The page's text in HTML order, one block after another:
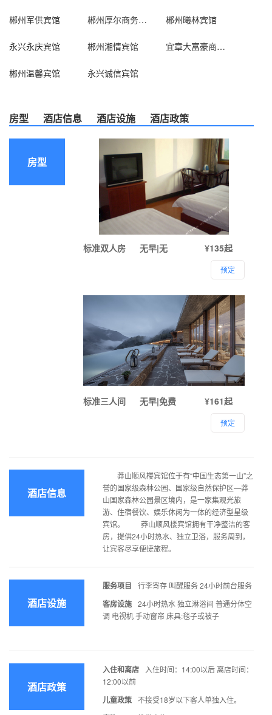
郴州军供宾馆 郴州厚尔商务酒店 郴州曦林宾馆
永兴永庆宾馆 郴州湘情宾馆 宜章大富豪商务酒店
郴州温馨宾馆 永兴诚信宾馆
房型 酒店信息 酒店设施 酒店政策
房型
标准双人房 ¥135起
无早|无
预定
标准三人间 ¥161起
无早|免费
预定
酒店信息
莽山顺风楼宾馆位于有“中国生态第一山”之
誉的国家级森林公园、国家级自然保护区—莽
山国家森林公园景区境内，是一家集观光旅
游、住宿餐饮、娱乐休闲为一体的经济型星级
宾馆。 莽山顺风楼宾馆拥有干净整洁的客
房，提供24小时热水、独立卫浴，服务周到，
让宾客尽享便捷旅程。
酒店设施
服务项目 行李寄存 叫醒服务 24小时前台服务
客房设施 24小时热水 独立淋浴间 普通分体空
调 电视机 手动窗帘 床具:毯子或被子
酒店政策
入住和离店
入住时间：14:00以后 离店时间：
12:00以前
儿童政策 不接受18岁以下客人单独入住。